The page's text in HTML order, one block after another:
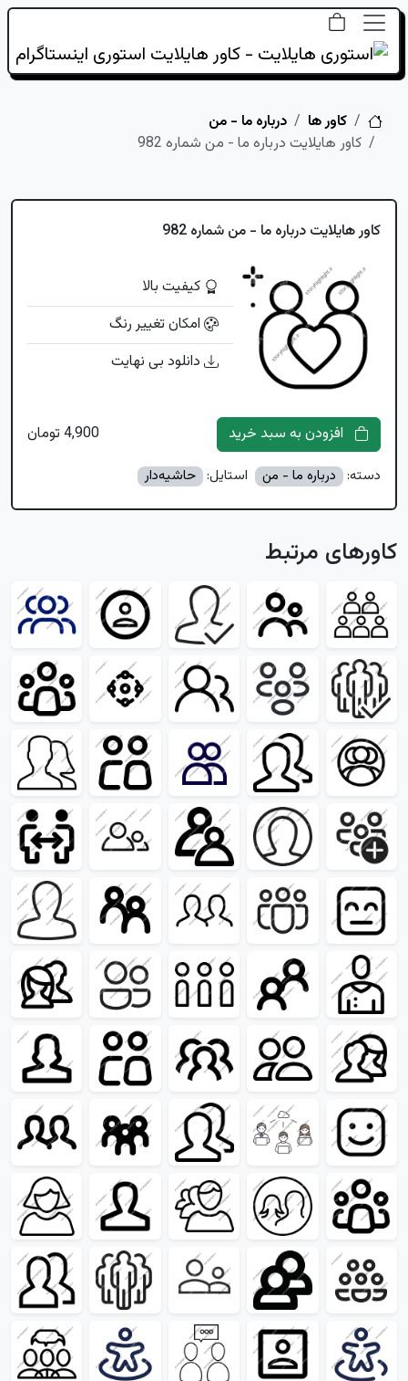
خانهکاور ها
درباره ما - من
کاور هایلایت درباره ما - من شماره 982
کاور هایلایت درباره ما - من شماره 982
کیفیت بالا
امکان تغییر رنگ
دانلود بی نهایت
4,900 تومان
دسته: درباره ما - من استایل: حاشیه‌دار
کاورهای مرتبط